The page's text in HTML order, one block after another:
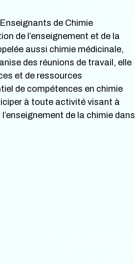
de Chimie
de l’enseignement et de la
aussi chimie médicinale,
des réunions de travail, elle
et de ressources
de compétences en chimie
à toute activité visant à
de la chimie dans